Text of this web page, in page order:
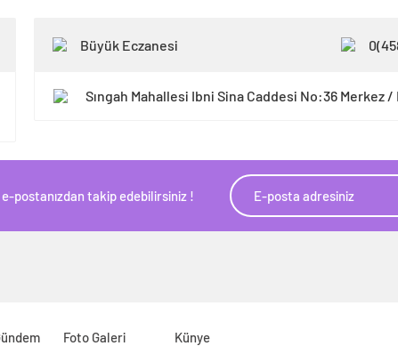
Büyük Eczanesi
Sıngah Mahallesi Ibni Sina Caddesi No:36 Merkez
postanızdan takip edebilirsiniz !
Foto Galeri Künye